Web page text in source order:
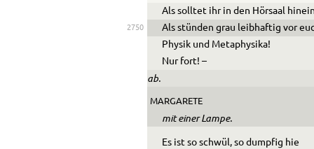
Als solltet ihr in den Hörsaal
2750
Als stünden grau leibhaftig vor
Physik und Metaphysika!
Nur fort! –
ab.
MARGARETE
mit einer Lampe.
Es ist so schwül, so dumpfig hie